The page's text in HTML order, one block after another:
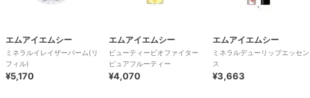
エムアイエムシー
ミネラルイレイザーバーム(リ
フィル)
¥5,170
エムアイエムシー
ビューティービオファイター
ピュアフルーティー
¥4,070
エムアイエムシー
ミネラルデューリップエッセン
ス
¥3,663